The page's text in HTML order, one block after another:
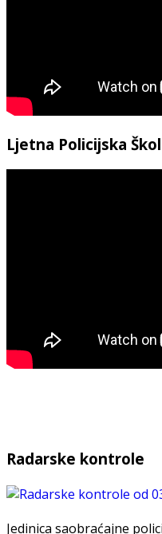
Ljetna Policijska
Radarske kontrole
Jedinica saobraćajne